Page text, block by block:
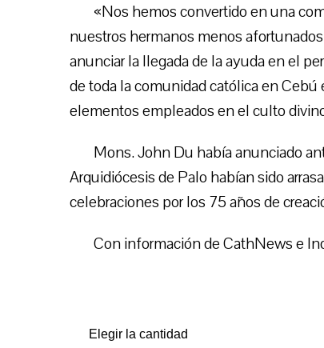
«Nos hemos convertido en una
nuestros hermanos menos
anunciar la llegada de la ayuda en el
de toda la comunidad católica en
elementos empleados en el culto
Mons. John Du había anunciado
Arquidiócesis de Palo habían sido
celebraciones por los 75 años de
Con información de CathNews e